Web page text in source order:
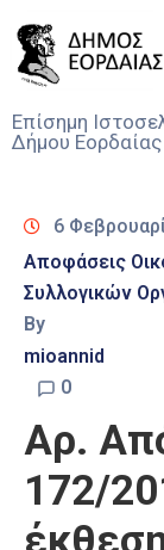
Επίσημη
Δήμου Εορδαίας
Νέα
Υπηρεσίες
Του
Δήμου
Αποφάσεις
Τηλέφωνα
6
Αποφάσεις
Συλλογικών
By
mioannid
0
Αρ.
172/